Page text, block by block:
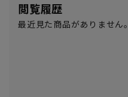
閲覧履歴
最近見た商品がありません。